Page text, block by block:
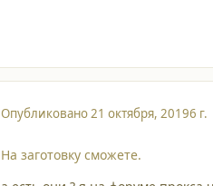
Опубликовано 21 октября, 20196 г.
На заготовку сможете.